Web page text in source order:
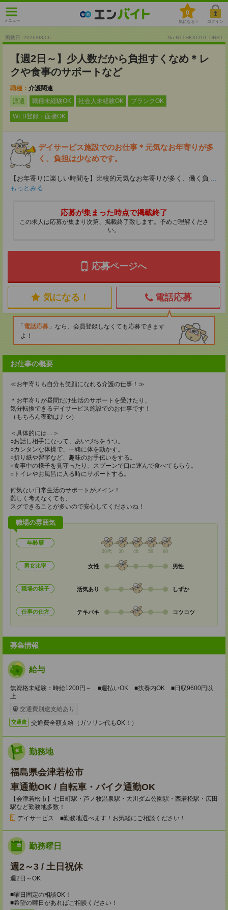
メニュー
0
気になる！ ログイン
掲載日 :2026/08/06 No.NTTHKKO10_DRBT
【週2日～】少人数だから負担すくなめ＊レ
クや食事のサポートなど
職種： 介護関連
派遣
職種未経験OK 社会人未経験OK ブランクOK
WEB登録・面接OK
デイサービス施設でのお仕事＊元気なお年寄りが多
く、負担は少なめです。
【お年寄りに楽しい時間を】比較的元気なお年寄りが多く、働く負 ...
もっとみる
応募が集まった時点で掲載終了
この求人は応募が集まり次第、掲載終了致します。予めご理解くださ
い。
応募ページへ
気になる！ 電話応募
電話応募
なら、会員登録しなくても応募できます
よ！
お仕事の概要
≪お年寄りも自分も笑顔になれる介護の仕事！≫
＊お年寄りが昼間だけ生活のサポートを受けたり、
気分転換できるデイサービス施設でのお仕事です！
（もちろん夜勤はナシ）
＜具体的には…＞
○お話し相手になって、あいづちをうつ。
○カンタンな体操で、一緒に体を動かす。
○折り紙や習字など、趣味のお手伝いをする。
○食事中の様子を見守ったり、スプーンで口に運んで食べてもらう。
○トイレやお風呂に入る時にサポートする。
何気ない日常生活のサポートがメイン！
難しく考えなくても、
スグできることが多いので安心してくださいね！
職場の雰囲気
年齢層
20代 30 40 50 60
男女比率 女性 男性
職場の様子 活気あり しずか
仕事の仕方 テキパキ コツコツ
募集情報
給与
無資格未経験：時給1200円～ ■週払いOK ■扶養内OK ■日収9600円以
上
交通費別途支給あり
交通費 交通費全額支給（ガソリン代もOK！）
勤務地
福島県会津若松市
車通勤OK / 自転車・バイク通勤OK
【会津若松市】七日町駅・芦ノ牧温泉駅・大川ダム公園駅・西若松駅・広田
駅など勤務地多数！
デイサービス ■勤務地選べます！お気軽にご相談ください！
勤務曜日
週2～3 / 土日祝休
週2日～OK
■曜日固定の相談OK！
■希望の曜日があればご相談ください！